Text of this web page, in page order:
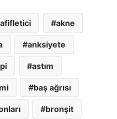
akne
anksiyete
astım
baş ağrısı
bronşit